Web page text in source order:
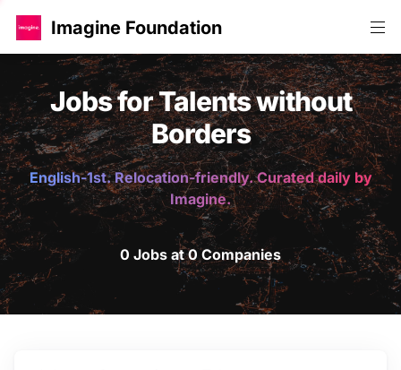
Imagine Foundation
Jobs for Talents without
Borders
English-1st. Relocation-friendly. Curated daily by
Imagine.
0 Jobs at 0 Companies